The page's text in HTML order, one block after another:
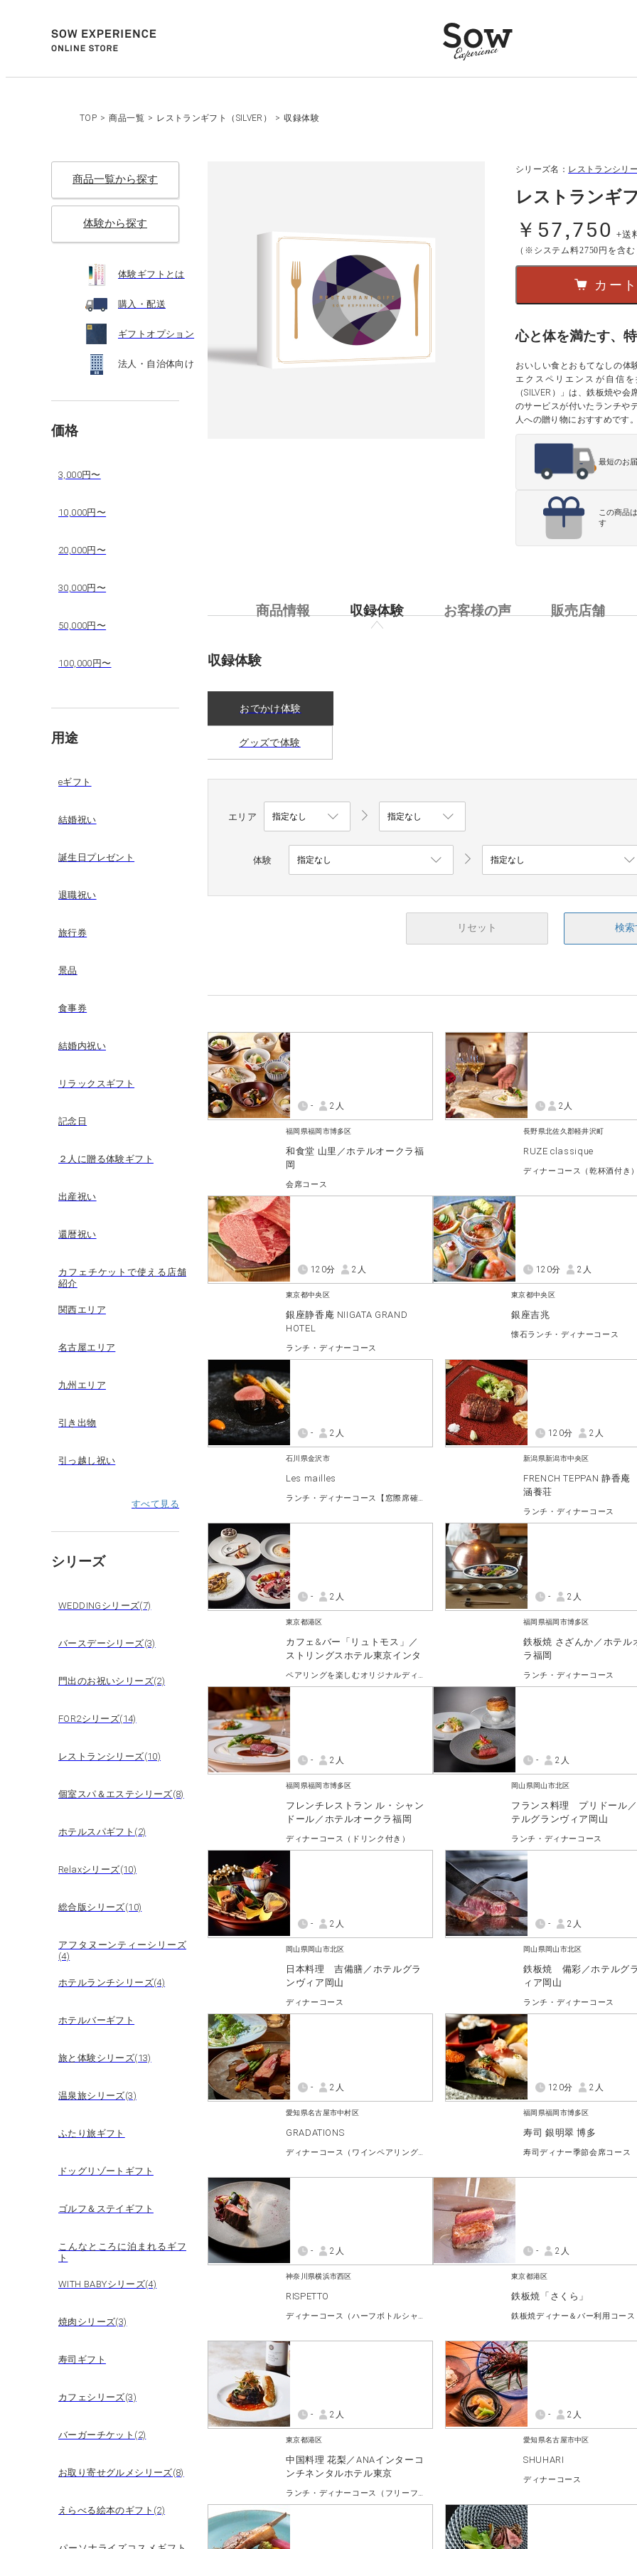
TOP > 商品一覧 > レストランギフト（SILVER） > 収録体験
商品一覧から探す
体験から探す
体験ギフトとは
購入・配送
ギフトオプション
法人・自治体向け
価格
3,000円〜
10,000円〜
20,000円〜
30,000円〜
50,000円〜
100,000円〜
用途
eギフト
結婚祝い
誕生日プレゼント
退職祝い
旅行券
景品
食事券
結婚内祝い
リラックスギフト
記念日
２人に贈る体験ギフト
出産祝い
還暦祝い
カフェチケットで使える店舗
紹介
関西エリア
名古屋エリア
九州エリア
引き出物
引っ越し祝い
すべて見る
シリーズ
WEDDINGシリーズ(7)
バースデーシリーズ(3)
門出のお祝いシリーズ(2)
FOR2シリーズ(14)
レストランシリーズ(10)
個室スパ＆エステシリーズ(8)
ホテルスパギフト(2)
Relaxシリーズ(10)
総合版シリーズ(10)
アフタヌーンティーシリーズ
(4)
ホテルランチシリーズ(4)
ホテルバーギフト
旅と体験シリーズ(13)
温泉旅シリーズ(3)
ふたり旅ギフト
ドッグリゾートギフト
ゴルフ＆ステイギフト
こんなところに泊まれるギフ
ト
WITH BABYシリーズ(4)
焼肉シリーズ(3)
寿司ギフト
カフェシリーズ(3)
バーガーチケット(2)
お取り寄せグルメシリーズ(8)
えらべる絵本のギフト(2)
シリーズ名： レストランシリ
レストランギ
￥57,750 +送
（※システム料2750円を含む
カー
心と体を満たす、
おいしい食とおもてなしの体
エクスペリエンスが自信
（SILVER）」は、鉄板焼や
のサービスが付いたランチや
人への贈り物におすすめです
最短のお
この商品は
す
商品情報 収録体験 お客様の声 販売店舗
収録体験
おでかけ体験
グッズで体験
エリア
体験
リセット 検索
福岡県福岡市博多区
和食堂 山里／ホテルオークラ福
岡
会席コース
- 2人
長野県北佐久郡軽井沢町
RUZE classique
ディナーコース（乾杯酒付き
2人
東京都中央区
銀座静香庵 NIIGATA GRAND
HOTEL
ランチ・ディナーコース
120分 2人
東京都中央区
銀座吉兆
懐石ランチ・ディナーコース
120分 2人
石川県金沢市
Les mailles
ランチ・ディナーコース【窓際席確約】
- 2人
新潟県新潟市中央区
FRENCH TEPPAN 静香
涵養荘
ランチ・ディナーコース
120分 2人
東京都港区
カフェ&バー「リュトモス」／
ストリングスホテル東京インタ
ペアリングを楽しむオリジナルディナーコース
- 2人
福岡県福岡市博多区
鉄板焼 さざんか／ホテル
ラ福岡
ランチ・ディナーコース
- 2人
福岡県福岡市博多区
フレンチレストラン ル・シャン
ドール／ホテルオークラ福岡
ディナーコース（ドリンク付き）
- 2人
岡山県岡山市北区
フランス料理 プリドール
テルグランヴィア岡山
ランチ・ディナーコース
- 2人
岡山県岡山市北区
日本料理 吉備膳／ホテルグラ
ンヴィア岡山
ディナーコース
- 2人
岡山県岡山市北区
鉄板焼 備彩／ホテルグ
ィア岡山
ランチ・ディナーコース
- 2人
愛知県名古屋市中村区
GRADATIONS
ディナーコース（ワインペアリング付き）
- 2人
福岡県福岡市博多区
寿司 銀明翠 博多
寿司ディナー季節会席コース
120分 2人
神奈川県横浜市西区
RISPETTO
ディナーコース（ハーフボトルシャンパン付き）
- 2人
東京都港区
鉄板焼「さくら」
鉄板焼ディナー＆バー利用コース
- 2人
東京都港区
中国料理 花梨／ANAインターコ
ンチネンタルホテル東京
ランチ・ディナーコース（フリーフロー付き）
- 2人
愛知県名古屋市中区
SHUHARI
ディナーコース
- 2人